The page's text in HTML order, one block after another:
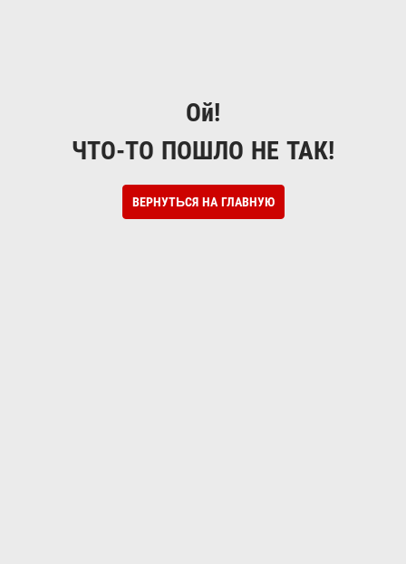
Ой!
ЧТО-ТО ПОШЛО НЕ ТАК!
ВЕРНУТЬСЯ НА ГЛАВНУЮ